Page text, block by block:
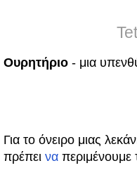
Ουρητήριο - μια
Για το όνειρο μιας
πρέπει να περιμένουμε